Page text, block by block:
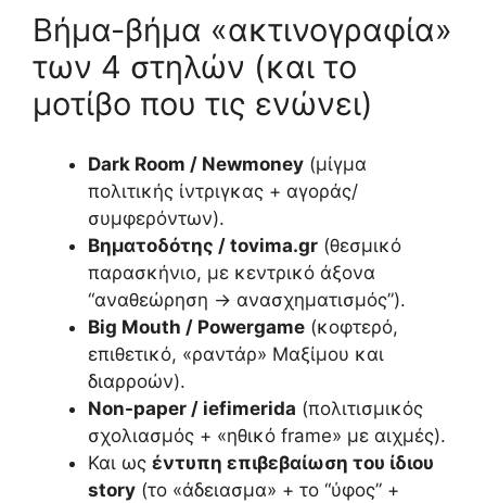
Βήμα-βήμα «ακτινογραφία»
των 4 στηλών (και το
μοτίβο που τις ενώνει)
Dark Room / Newmoney (μίγμα
πολιτικής ίντριγκας + αγοράς/
συμφερόντων).
Βηματοδότης / tovima.gr (θεσμικό
παρασκήνιο, με κεντρικό άξονα
“αναθεώρηση → ανασχηματισμός”).
Big Mouth / Powergame (κοφτερό,
επιθετικό, «ραντάρ» Μαξίμου και
διαρροών).
Non-paper / iefimerida (πολιτισμικός
σχολιασμός + «ηθικό frame» με αιχμές).
Και ως έντυπη επιβεβαίωση του ίδιου
story (το «άδειασμα» + το “ύφος” +